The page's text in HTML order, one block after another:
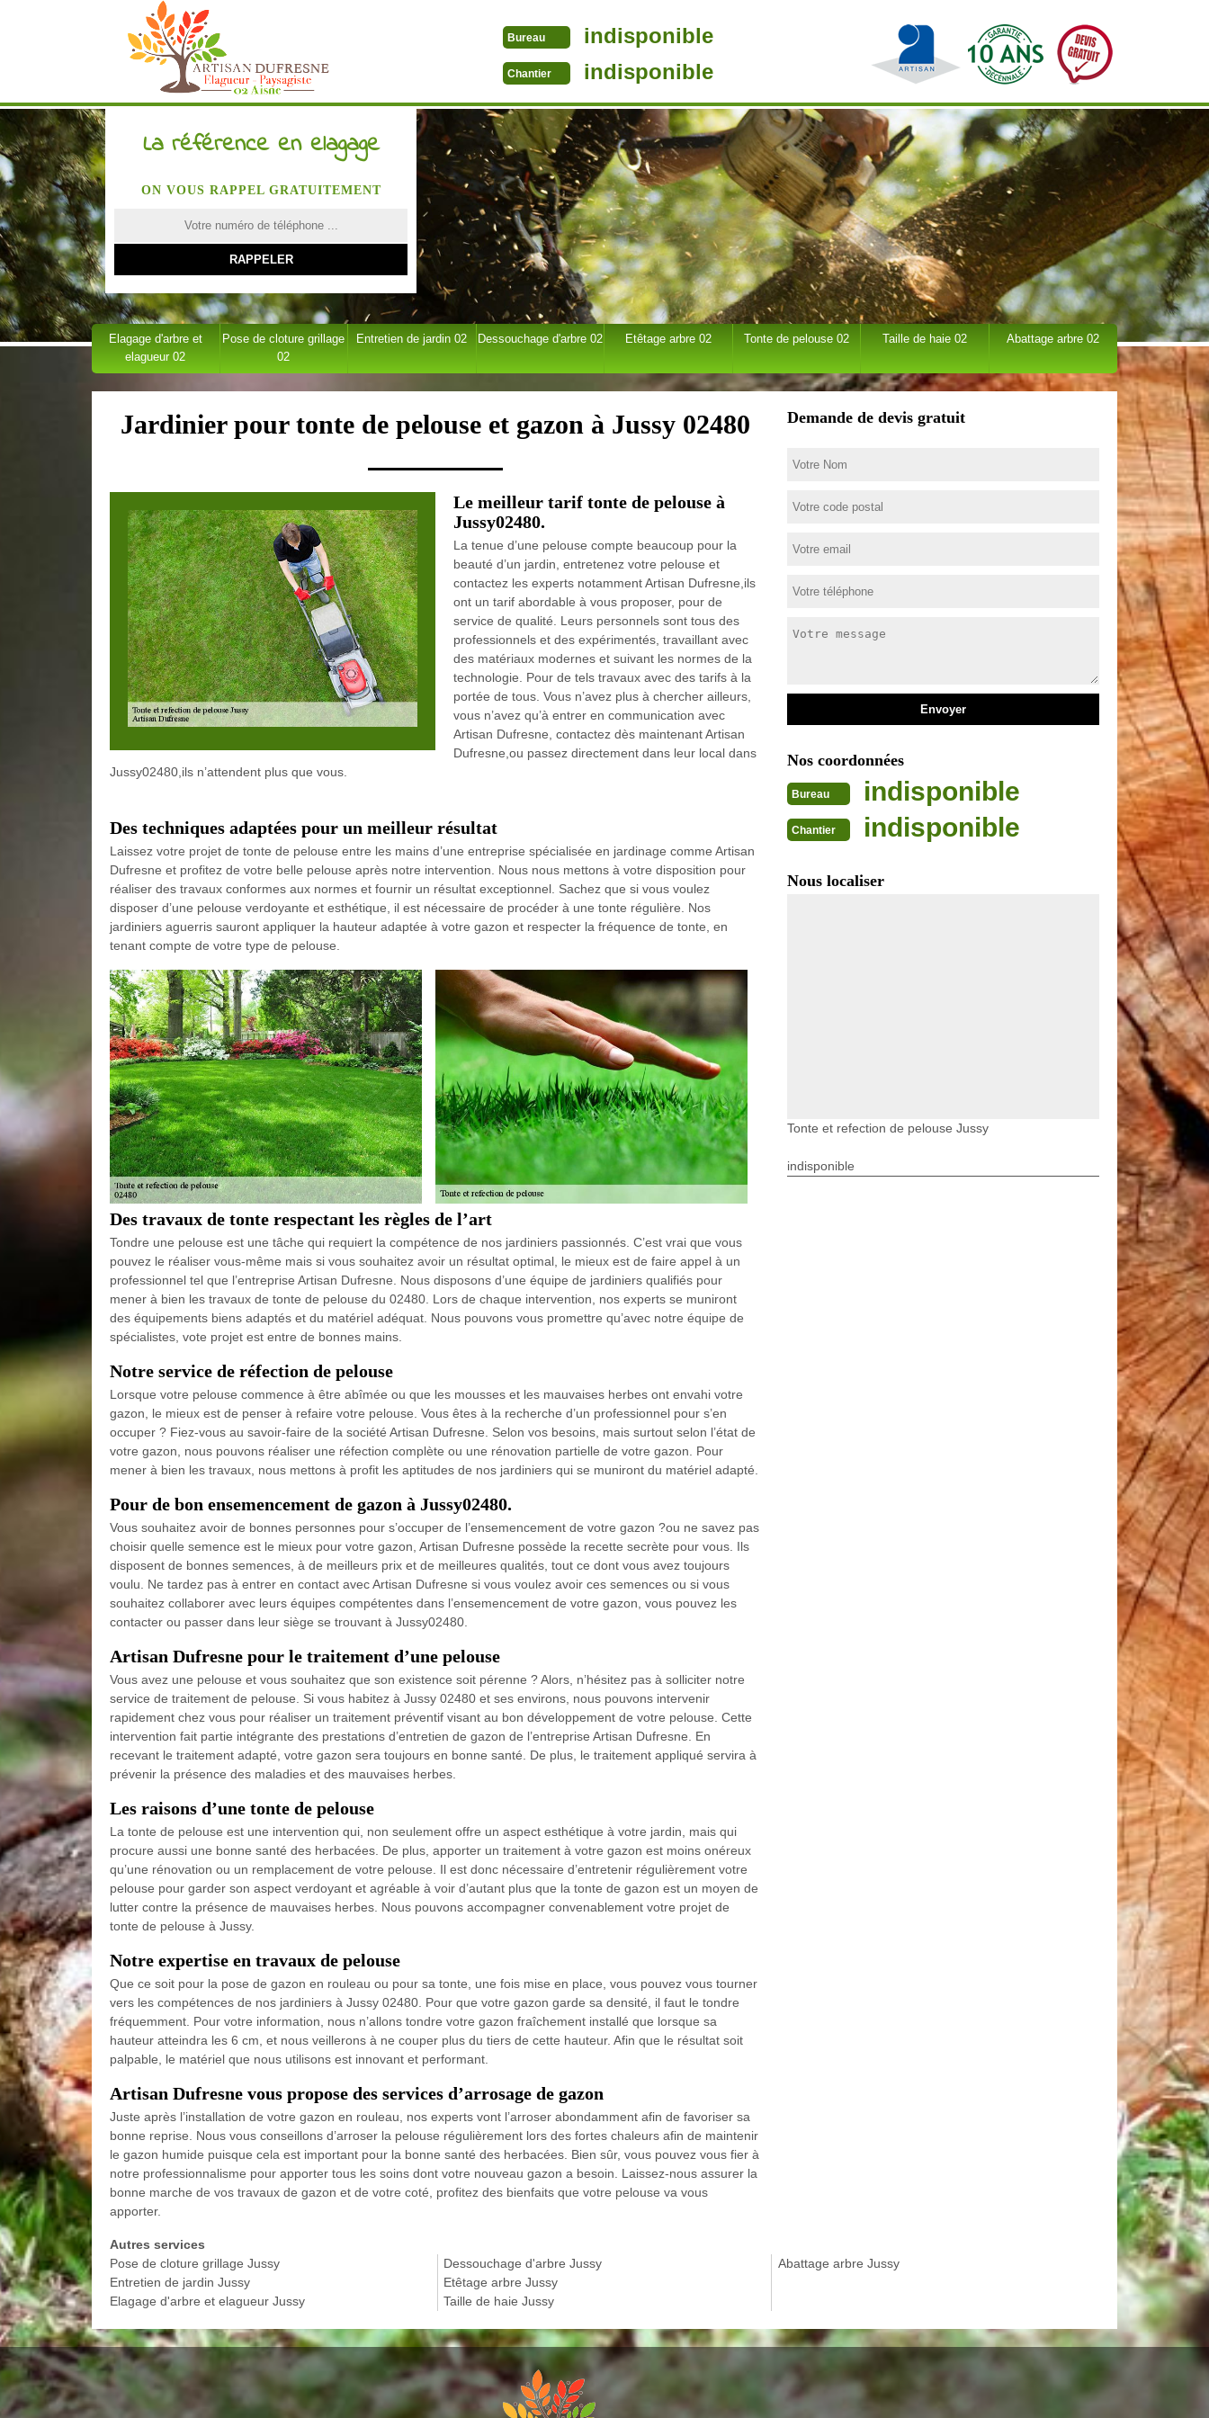
Bureau indisponible
Chantier indisponible
La référence en elagage
ON VOUS RAPPEL GRATUITEMENT
Elagage d'arbre et
elagueur 02
Pose de cloture grillage
02
Entretien de jardin 02 Dessouchage d'arbre 02 Etêtage arbre 02 Tonte de pelouse 02 Taille de haie 02 Abattage arbre 02
Jardinier pour tonte de pelouse et gazon à Jussy 02480
Le meilleur tarif tonte de pelouse à
Jussy02480.
La tenue d’une pelouse compte beaucoup pour la
beauté d’un jardin, entretenez votre pelouse et
contactez les experts notamment Artisan Dufresne,ils
ont un tarif abordable à vous proposer, pour de
service de qualité. Leurs personnels sont tous des
professionnels et des expérimentés, travaillant avec
des matériaux modernes et suivant les normes de la
technologie. Pour de tels travaux avec des tarifs à la
portée de tous. Vous n’avez plus à chercher ailleurs,
vous n’avez qu’à entrer en communication avec
Artisan Dufresne, contactez dès maintenant Artisan
Dufresne,ou passez directement dans leur local dans
Jussy02480,ils n’attendent plus que vous.
Des techniques adaptées pour un meilleur résultat
Laissez votre projet de tonte de pelouse entre les mains d’une entreprise spécialisée en jardinage comme Artisan
Dufresne et profitez de votre belle pelouse après notre intervention. Nous nous mettons à votre disposition pour
réaliser des travaux conformes aux normes et fournir un résultat exceptionnel. Sachez que si vous voulez
disposer d’une pelouse verdoyante et esthétique, il est nécessaire de procéder à une tonte régulière. Nos
jardiniers aguerris sauront appliquer la hauteur adaptée à votre gazon et respecter la fréquence de tonte, en
tenant compte de votre type de pelouse.
Des travaux de tonte respectant les règles de l’art
Tondre une pelouse est une tâche qui requiert la compétence de nos jardiniers passionnés. C’est vrai que vous
pouvez le réaliser vous-même mais si vous souhaitez avoir un résultat optimal, le mieux est de faire appel à un
professionnel tel que l’entreprise Artisan Dufresne. Nous disposons d’une équipe de jardiniers qualifiés pour
mener à bien les travaux de tonte de pelouse du 02480. Lors de chaque intervention, nos experts se muniront
des équipements biens adaptés et du matériel adéquat. Nous pouvons vous promettre qu’avec notre équipe de
spécialistes, vote projet est entre de bonnes mains.
Notre service de réfection de pelouse
Lorsque votre pelouse commence à être abîmée ou que les mousses et les mauvaises herbes ont envahi votre
gazon, le mieux est de penser à refaire votre pelouse. Vous êtes à la recherche d’un professionnel pour s’en
occuper ? Fiez-vous au savoir-faire de la société Artisan Dufresne. Selon vos besoins, mais surtout selon l’état de
votre gazon, nous pouvons réaliser une réfection complète ou une rénovation partielle de votre gazon. Pour
mener à bien les travaux, nous mettons à profit les aptitudes de nos jardiniers qui se muniront du matériel adapté.
Pour de bon ensemencement de gazon à Jussy02480.
Vous souhaitez avoir de bonnes personnes pour s’occuper de l’ensemencement de votre gazon ?ou ne savez pas
choisir quelle semence est le mieux pour votre gazon, Artisan Dufresne possède la recette secrète pour vous. Ils
disposent de bonnes semences, à de meilleurs prix et de meilleures qualités, tout ce dont vous avez toujours
voulu. Ne tardez pas à entrer en contact avec Artisan Dufresne si vous voulez avoir ces semences ou si vous
souhaitez collaborer avec leurs équipes compétentes dans l’ensemencement de votre gazon, vous pouvez les
contacter ou passer dans leur siège se trouvant à Jussy02480.
Artisan Dufresne pour le traitement d’une pelouse
Vous avez une pelouse et vous souhaitez que son existence soit pérenne ? Alors, n’hésitez pas à solliciter notre
service de traitement de pelouse. Si vous habitez à Jussy 02480 et ses environs, nous pouvons intervenir
rapidement chez vous pour réaliser un traitement préventif visant au bon développement de votre pelouse. Cette
intervention fait partie intégrante des prestations d’entretien de gazon de l’entreprise Artisan Dufresne. En
recevant le traitement adapté, votre gazon sera toujours en bonne santé. De plus, le traitement appliqué servira à
prévenir la présence des maladies et des mauvaises herbes.
Les raisons d’une tonte de pelouse
La tonte de pelouse est une intervention qui, non seulement offre un aspect esthétique à votre jardin, mais qui
procure aussi une bonne santé des herbacées. De plus, apporter un traitement à votre gazon est moins onéreux
qu’une rénovation ou un remplacement de votre pelouse. Il est donc nécessaire d’entretenir régulièrement votre
pelouse pour garder son aspect verdoyant et agréable à voir d’autant plus que la tonte de gazon est un moyen de
lutter contre la présence de mauvaises herbes. Nous pouvons accompagner convenablement votre projet de
tonte de pelouse à Jussy.
Notre expertise en travaux de pelouse
Que ce soit pour la pose de gazon en rouleau ou pour sa tonte, une fois mise en place, vous pouvez vous tourner
vers les compétences de nos jardiniers à Jussy 02480. Pour que votre gazon garde sa densité, il faut le tondre
fréquemment. Pour votre information, nous n’allons tondre votre gazon fraîchement installé que lorsque sa
hauteur atteindra les 6 cm, et nous veillerons à ne couper plus du tiers de cette hauteur. Afin que le résultat soit
palpable, le matériel que nous utilisons est innovant et performant.
Artisan Dufresne vous propose des services d’arrosage de gazon
Juste après l’installation de votre gazon en rouleau, nos experts vont l’arroser abondamment afin de favoriser sa
bonne reprise. Nous vous conseillons d’arroser la pelouse régulièrement lors des fortes chaleurs afin de maintenir
le gazon humide puisque cela est important pour la bonne santé des herbacées. Bien sûr, vous pouvez vous fier à
notre professionnalisme pour apporter tous les soins dont votre nouveau gazon a besoin. Laissez-nous assurer la
bonne marche de vos travaux de gazon et de votre coté, profitez des bienfaits que votre pelouse va vous
apporter.
Demande de devis gratuit
Nos coordonnées
Bureau indisponible
Chantier indisponible
Nous localiser
Tonte et refection de pelouse Jussy
indisponible
Autres services
Pose de cloture grillage Jussy
Entretien de jardin Jussy
Elagage d'arbre et elagueur Jussy
Dessouchage d'arbre Jussy
Etêtage arbre Jussy
Taille de haie Jussy
Abattage arbre Jussy